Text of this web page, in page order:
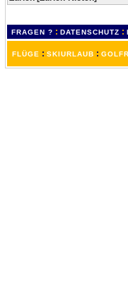
FRAGEN ? : DATENSCHUTZ :
FLÜGE : SKIURLAUB :